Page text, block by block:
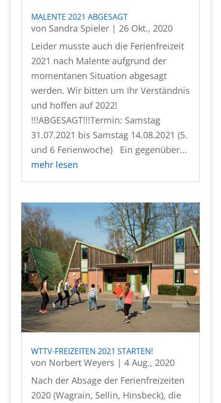
MALENTE 2021 ABGESAGT
von Sandra Spieler| 26 Okt., 2020
Leider musste auch die Ferienfreizeit
2021 nach Malente aufgrund der
momentanen Situation abgesagt
werden. Wir bitten um Ihr Verständnis
und hoffen auf 2022!
!!!ABGESAGT!!!Termin: Samstag
31.07.2021 bis Samstag 14.08.2021 (5.
und 6 Ferienwoche) Ein gegenüber...
mehr lesen
WTTV-FREIZEITEN 2021 STARTEN!
von Norbert Weyers | 4 Aug., 2020
Nach der Absage der Ferienfreizeiten
2020 (Wagrain, Sellin, Hinsbeck), die